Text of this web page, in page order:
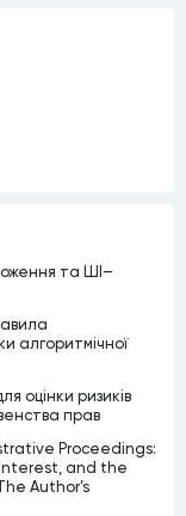
та ШІ–
алгоритмічної
оцінки ризиків
прав
Proceedings:
and the
Author’s